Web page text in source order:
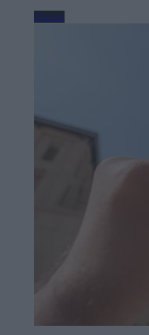
Biznes